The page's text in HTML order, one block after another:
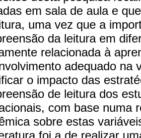
em sala de aula e
uma vez que a
da leitura em
relacionada à
adequado na
o impacto das
de leitura dos
com base numa
sobre estas
foi a de realizar